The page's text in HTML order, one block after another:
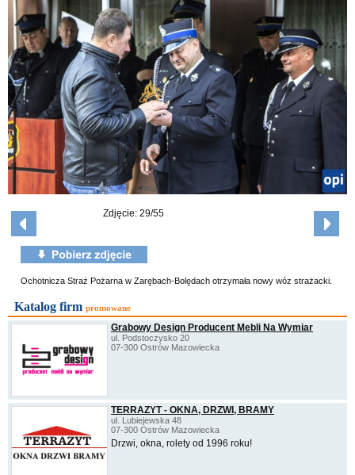
Zdjęcie: 29/55
Ochotnicza Straż Pożarna w Zarębach-Bolędach otrzymała nowy wóz strażacki.
Katalog firm promowane
Grabowy Design Producent Mebli Na Wymiar
ul. Podstoczysko 20
07-300 Ostrów Mazowiecka
TERRAZYT - OKNA, DRZWI, BRAMY
ul. Lubiejewska 48
07-300 Ostrów Mazowiecka
Drzwi, okna, rolety od 1996 roku!